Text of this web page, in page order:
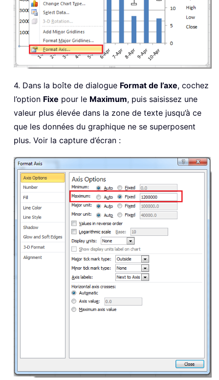
4. Dans la boîte de dialogue Format de l’axe, cochez
l’option Fixe pour le Maximum, puis saisissez une
valeur plus élevée dans la zone de texte jusqu’à ce
que les données du graphique ne se superposent
plus. Voir la capture d’écran :